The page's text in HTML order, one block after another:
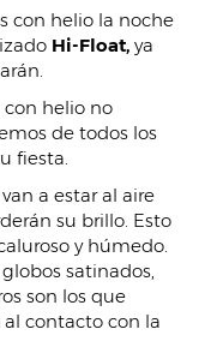
con helio la noche
Hi-Float, ya
helio no
de todos los
fiesta.
a estar al aire
su brillo. Esto
y húmedo.
satinados,
son los que
contacto con la